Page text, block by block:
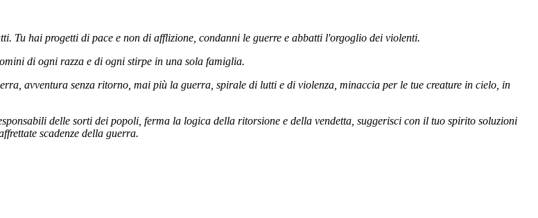
Tu hai progetti di pace e non di afflizione, condanni le guerre e abbatti l'orgoglio dei violenti.
di ogni razza e di ogni stirpe in una sola famiglia.
avventura senza ritorno, mai più la guerra, spirale di lutti e di violenza, minaccia per le tue creature in cielo, in
delle sorti dei popoli, ferma la logica della ritorsione e della vendetta, suggerisci con il tuo spirito soluzioni
scadenze della guerra.